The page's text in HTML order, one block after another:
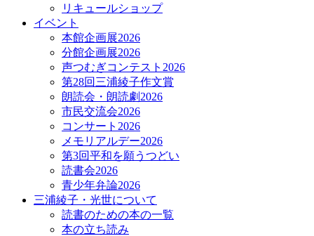
リキュールショップ
イベント
本館企画展2026
分館企画展2026
声つむぎコンテスト2026
第28回三浦綾子作文賞
朗読会・朗読劇2026
市民交流会2026
コンサート2026
メモリアルデー2026
第3回平和を願うつどい
読書会2026
青少年弁論2026
三浦綾子・光世について
読書のための本の一覧
本の立ち読み